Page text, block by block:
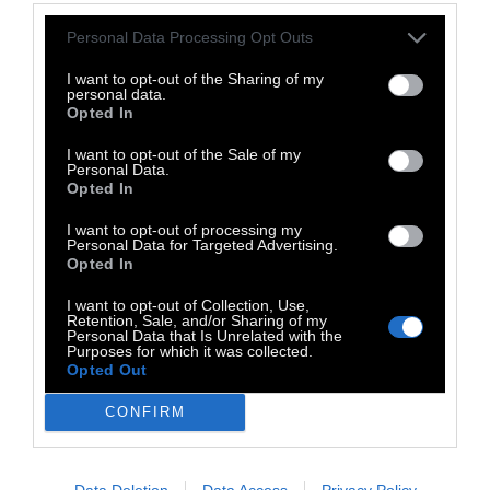
Personal Data Processing Opt Outs
I want to opt-out of the Sharing of my
personal data.
Opted In
I want to opt-out of the Sale of my
Personal Data.
Opted In
I want to opt-out of processing my
Personal Data for Targeted Advertising.
Opted In
I want to opt-out of Collection, Use,
Retention, Sale, and/or Sharing of my
Personal Data that Is Unrelated with the
Purposes for which it was collected.
Opted Out
CONFIRM
TAGS:
Πόλη Υγεία Αστικός κώδικας